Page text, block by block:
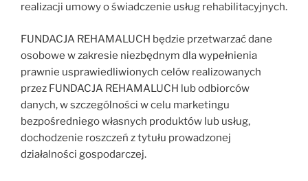
realizacji umowy o świadczenie usług rehabilitacyjnych.
FUNDACJA REHAMALUCH będzie przetwarzać dane
osobowe w zakresie niezbędnym dla wypełnienia
prawnie usprawiedliwionych celów realizowanych
przez FUNDACJA REHAMALUCH lub odbiorców
danych, w szczególności w celu marketingu
bezpośredniego własnych produktów lub usług,
dochodzenie roszczeń z tytułu prowadzonej
działalności gospodarczej.